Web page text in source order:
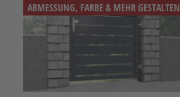
ABMESSUNG, FARBE & MEHR GESTALTEN